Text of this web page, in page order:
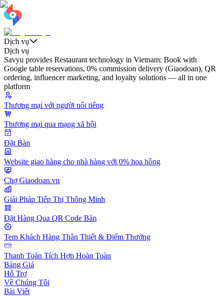
Dịch vụ
Dịch vụ
Savyu provides Restaurant technology in Vietnam: Book with
Google table reservations, 0% commission delivery (Giaodoan), QR
ordering, influencer marketing, and loyalty solutions — all in one
platform
Thương mại với người nổi tiếng
Thương mại qua mạng xã hội
Đặt Bàn
Website giao hàng cho nhà hàng với 0% hoa hồng
Chợ Giaodoan.vn
Giải Pháp Tiếp Thị Thông Minh
Đặt Hàng Qua QR Code Bàn
Tem Khách Hàng Thân Thiết & Điểm Thưởng
Thanh Toán Tích Hợp Hoàn Toàn
Bảng Giá
Hỗ Trợ
Về Chúng Tôi
Bài Viết